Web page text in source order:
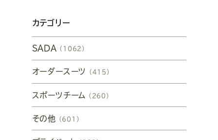
カテゴリー
SADA （1062）
オーダースーツ （415）
スポーツチーム （260）
その他 （601）